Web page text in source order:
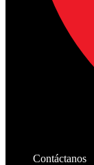
Contáctanos